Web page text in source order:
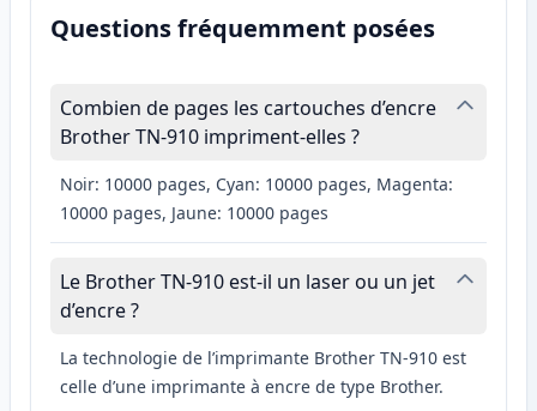
Questions fréquemment posées
Combien de pages les cartouches d’encre
Brother TN-910 impriment-elles ?
Noir: 10000 pages, Cyan: 10000 pages, Magenta:
10000 pages, Jaune: 10000 pages
Le Brother TN-910 est-il un laser ou un jet
d’encre ?
La technologie de l’imprimante Brother TN-910 est
celle d’une imprimante à encre de type Brother.